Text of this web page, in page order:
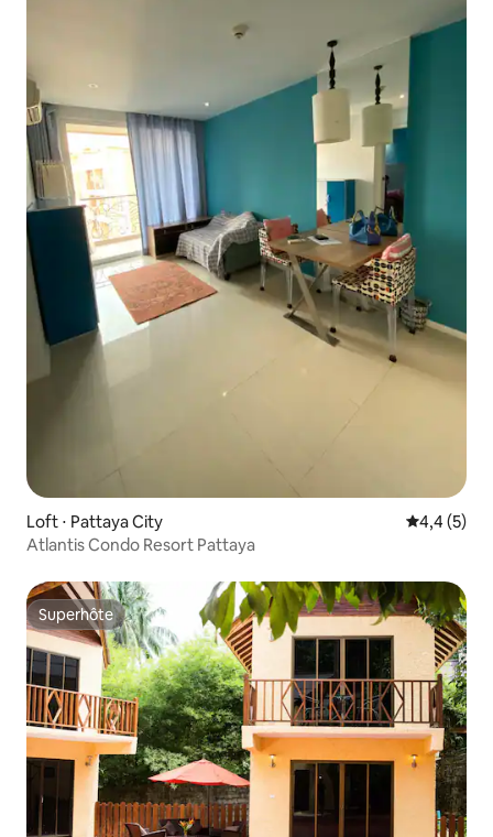
Loft ⋅ Pattaya City Évaluation
4,4 (5)
Atlantis Condo Resort Pattaya
Superhôte
Superhôte